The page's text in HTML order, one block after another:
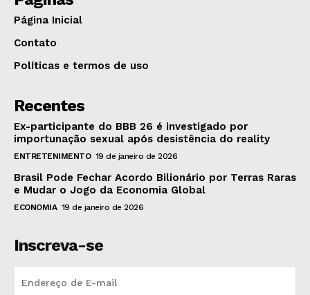
Página Inicial
Contato
Políticas e termos de uso
Recentes
Ex-participante do BBB 26 é investigado por
importunação sexual após desistência do reality
ENTRETENIMENTO 19 de janeiro de 2026
Brasil Pode Fechar Acordo Bilionário por Terras Raras
e Mudar o Jogo da Economia Global
ECONOMIA 19 de janeiro de 2026
Inscreva-se